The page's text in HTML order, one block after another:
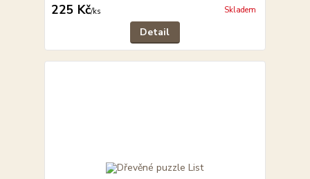
225 Kč/ks Skladem
Detail